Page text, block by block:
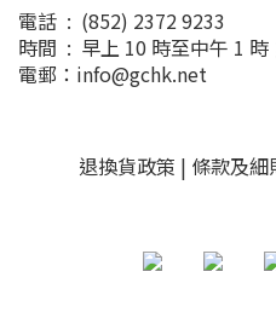
電話 : (852) 2372 9233
時間 : 早上 10 時至中午 1 時
電郵：info@gchk.net
退換貨政策 | 條款及細